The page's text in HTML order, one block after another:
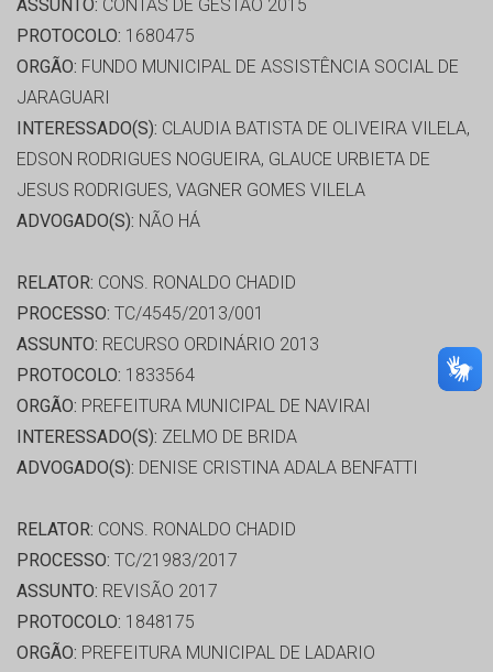
ASSUNTO: CONTAS DE GESTÃO 2015
PROTOCOLO: 1680475
ORGÃO: FUNDO MUNICIPAL DE ASSISTÊNCIA SOCIAL DE
JARAGUARI
INTERESSADO(S): CLAUDIA BATISTA DE OLIVEIRA VILELA,
EDSON RODRIGUES NOGUEIRA, GLAUCE URBIETA DE
JESUS RODRIGUES, VAGNER GOMES VILELA
ADVOGADO(S): NÃO HÁ
RELATOR: CONS. RONALDO CHADID
PROCESSO: TC/4545/2013/001
ASSUNTO: RECURSO ORDINÁRIO 2013
PROTOCOLO: 1833564
ORGÃO: PREFEITURA MUNICIPAL DE NAVIRAI
INTERESSADO(S): ZELMO DE BRIDA
ADVOGADO(S): DENISE CRISTINA ADALA BENFATTI
RELATOR: CONS. RONALDO CHADID
PROCESSO: TC/21983/2017
ASSUNTO: REVISÃO 2017
PROTOCOLO: 1848175
ORGÃO: PREFEITURA MUNICIPAL DE LADARIO